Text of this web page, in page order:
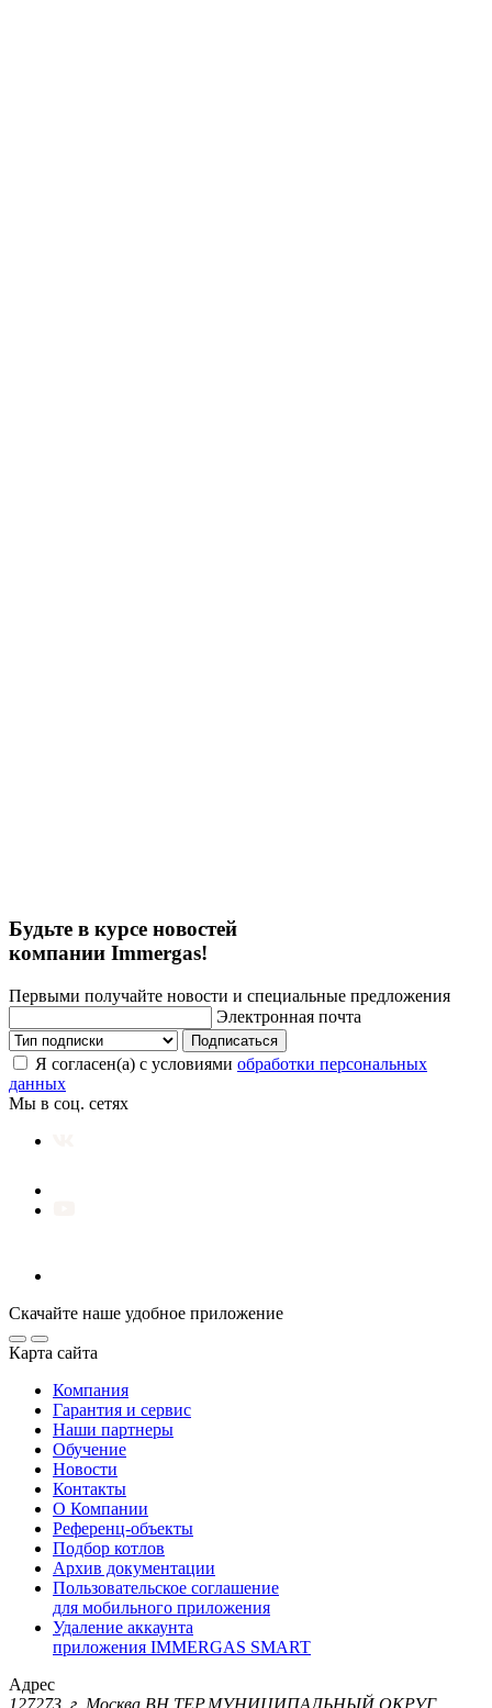
Будьте в курсе новостей
компании Immergas!
Первыми получайте новости и специальные предложения
Электронная почта
Подписаться
Я согласен(а) с условиями обработки персональных
данных
Мы в соц. сетях
Скачайте наше удобное приложение
Карта сайта
Компания
Гарантия и сервис
Наши партнеры
Обучение
Новости
Контакты
О Компании
Референц-объекты
Подбор котлов
Архив документации
Пользовательское соглашение
для мобильного приложения
Удаление аккаунта
приложения IMMERGAS SMART
Адрес
127273, г. Москва ВН.ТЕР.МУНИЦИПАЛЬНЫЙ ОКРУГ